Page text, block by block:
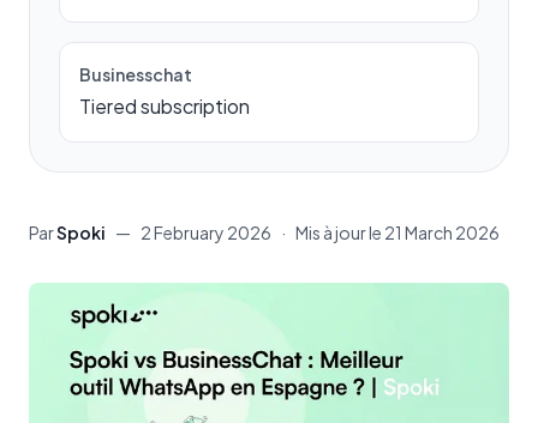
Businesschat
Tiered subscription
ParSpoki — 2 February 2026 · Mis à jour le 21 March 2026
Contenu